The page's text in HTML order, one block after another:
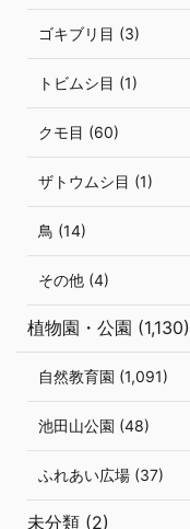
ゴキブリ目 (3)
トビムシ目 (1)
クモ目 (60)
ザトウムシ目 (1)
鳥 (14)
その他 (4)
植物園・公園 (1,130)
自然教育園 (1,091)
池田山公園 (48)
ふれあい広場 (37)
未分類 (2)